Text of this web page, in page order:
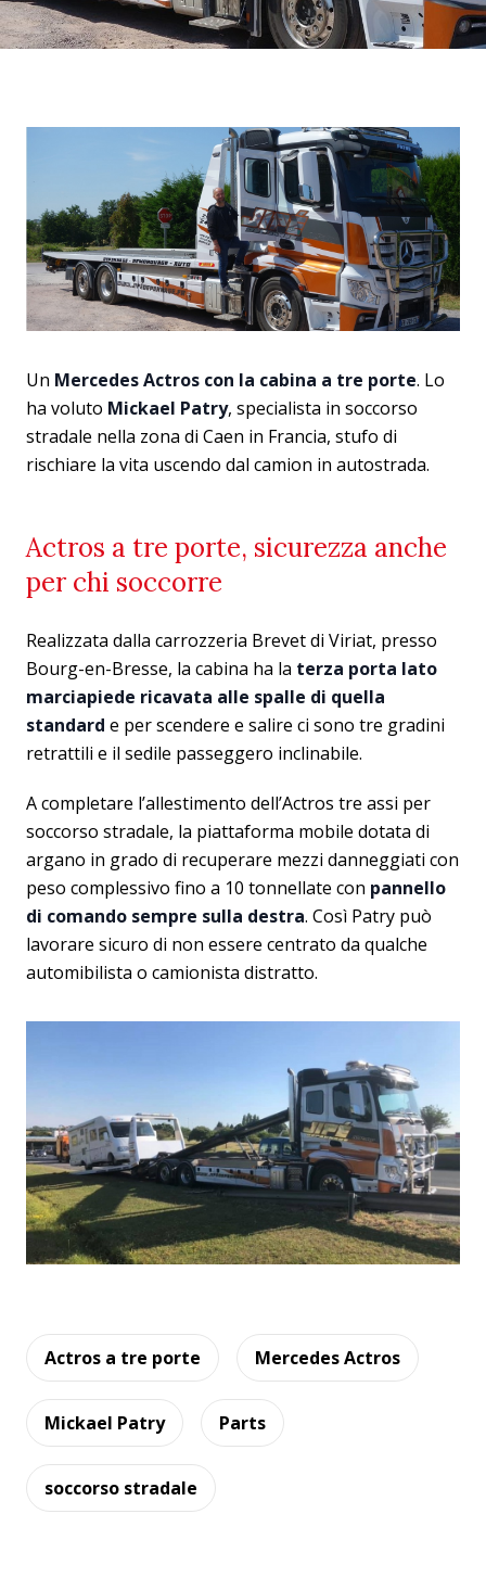
Un Mercedes Actros con la cabina a tre porte. Lo
ha voluto Mickael Patry, specialista in soccorso
stradale nella zona di Caen in Francia, stufo di
rischiare la vita uscendo dal camion in autostrada.
Actros a tre porte, sicurezza anche
per chi soccorre
Realizzata dalla carrozzeria Brevet di Viriat, presso
Bourg-en-Bresse, la cabina ha la terza porta lato
marciapiede ricavata alle spalle di quella
standard e per scendere e salire ci sono tre gradini
retrattili e il sedile passeggero inclinabile.
A completare l’allestimento dell’Actros tre assi per
soccorso stradale, la piattaforma mobile dotata di
argano in grado di recuperare mezzi danneggiati con
peso complessivo fino a 10 tonnellate con pannello
di comando sempre sulla destra. Così Patry può
lavorare sicuro di non essere centrato da qualche
automibilista o camionista distratto.
Actros a tre porte Mercedes Actros
Mickael Patry Parts
soccorso stradale